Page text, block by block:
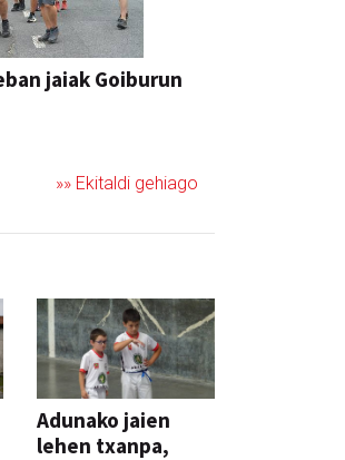
jaiak Goiburun
»» Ekitaldi gehiago
Adunako jaien
lehen txanpa,